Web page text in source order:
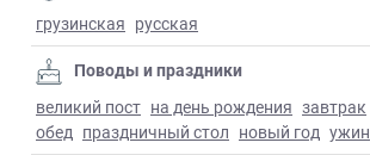
грузинская русская
Поводы и праздники
великий пост на день рождения завтрак
обед праздничный стол новый год ужин